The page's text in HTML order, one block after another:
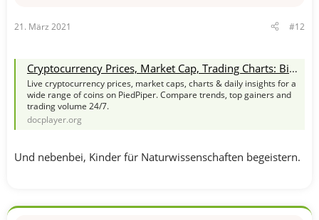
21. März 2021 #12
Cryptocurrency Prices, Market Cap, Trading Charts: Bitcoin, Ethereum and more at PiedPiper
Live cryptocurrency prices, market caps, charts & daily insights for a
wide range of coins on PiedPiper. Compare trends, top gainers and
trading volume 24/7.
docplayer.org
Und nebenbei, Kinder für Naturwissenschaften begeistern.